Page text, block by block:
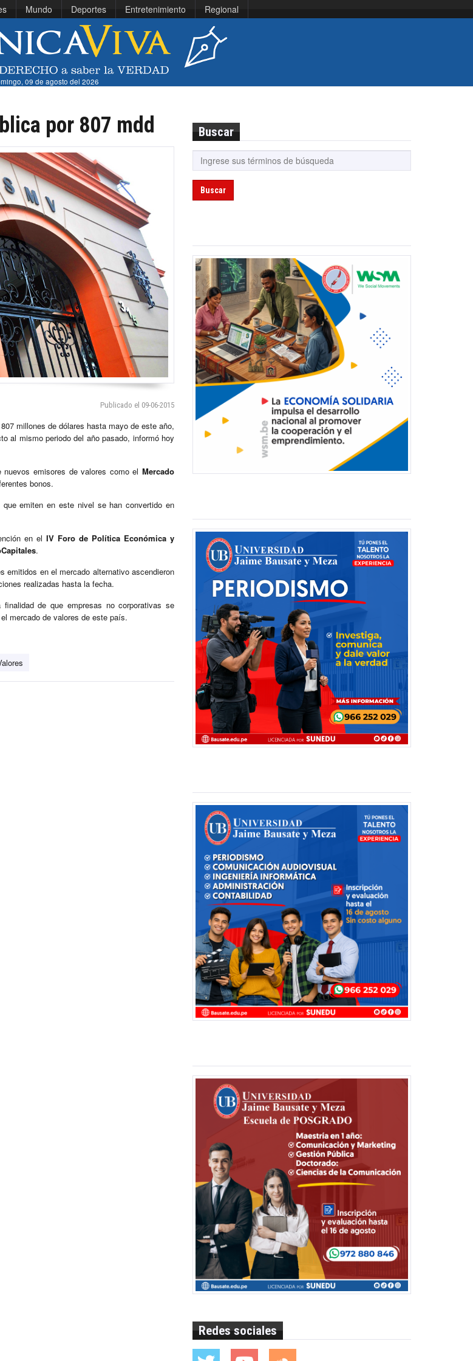
Mundo Deportes Entretenimiento Regional
09 de agosto del 2026
por 807 mdd
Publicado el 09-06-2015
millones de dólares hasta mayo de este año,
al mismo periodo del año pasado, informó hoy
emisores de valores como el Mercado
bonos.
emiten en este nivel se han convertido en
en el IV Foro de Política Económica y
.
emitidos en el mercado alternativo ascendieron
realizadas hasta la fecha.
de que empresas no corporativas se
mercado de valores de este país.
Buscar
Buscar
Redes sociales